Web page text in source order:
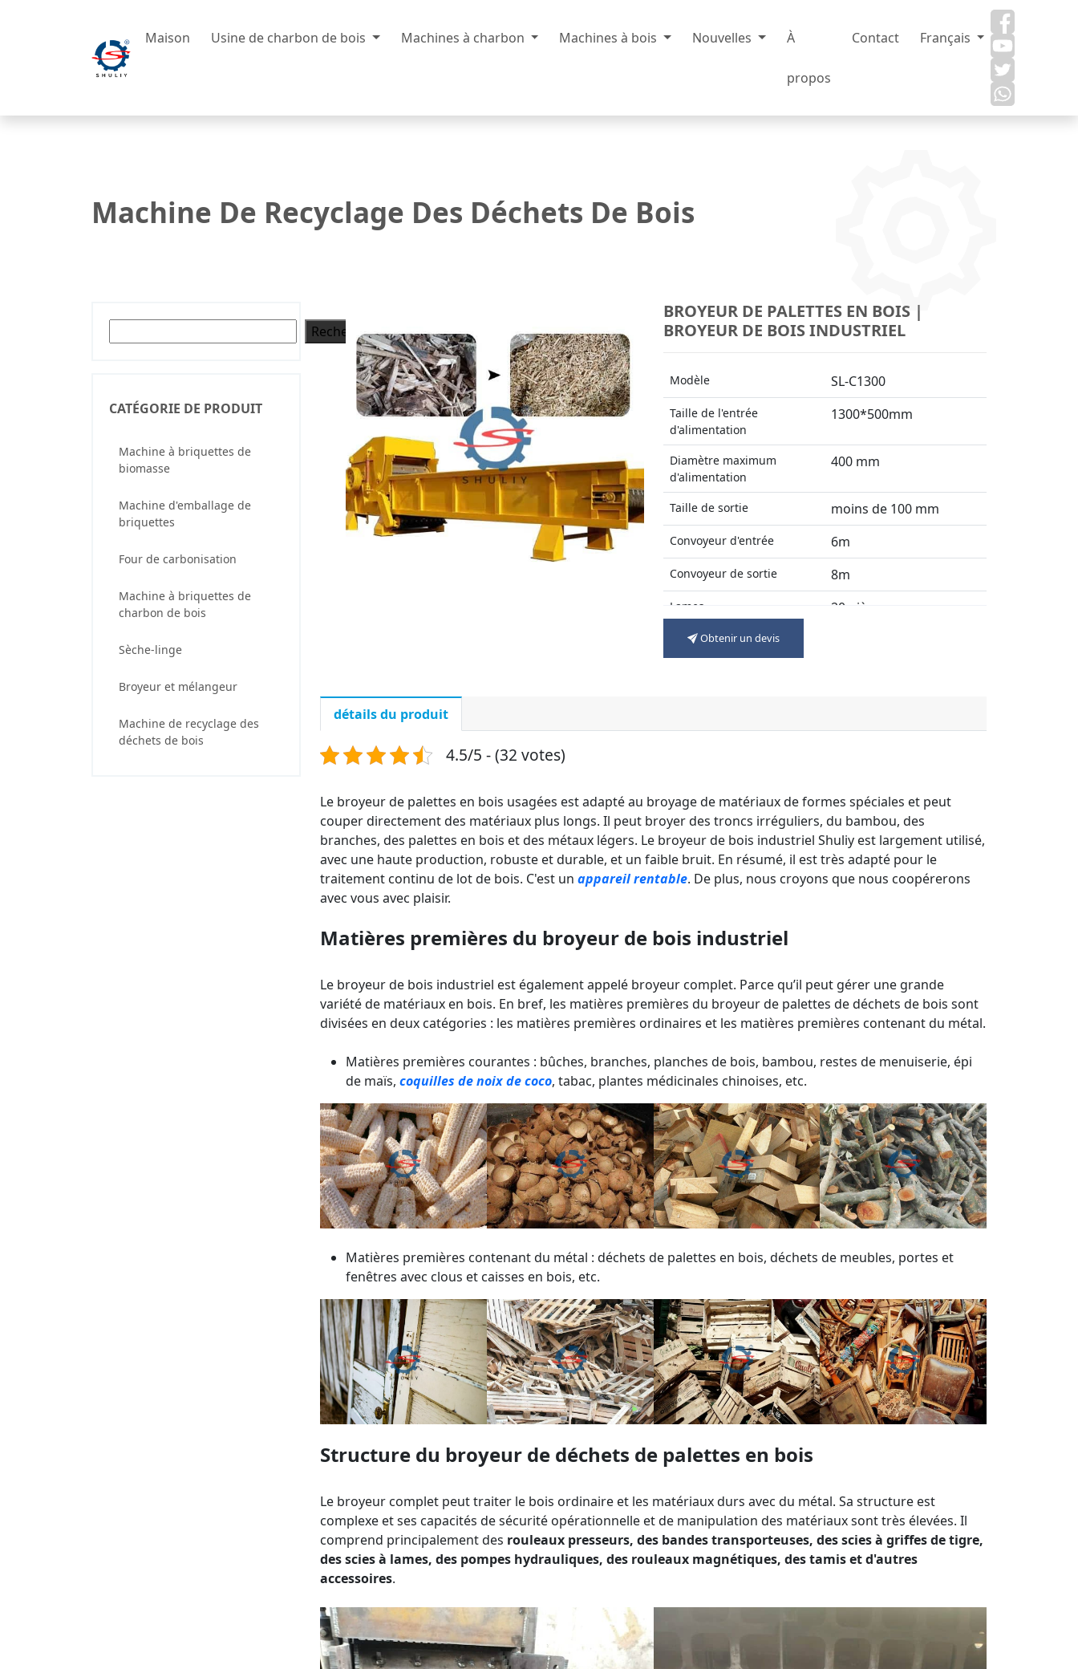
Maison Usine de charbon de bois Machines à charbon Machines à bois Nouvelles À
propos
Contact Français
Machine De Recyclage Des Déchets De Bois
Recherche
CATÉGORIE DE PRODUIT
Machine à briquettes de
biomasse
Machine d'emballage de
briquettes
Four de carbonisation
Machine à briquettes de
charbon de bois
Sèche-linge
Broyeur et mélangeur
Machine de recyclage des
déchets de bois
BROYEUR DE PALETTES EN BOIS |
BROYEUR DE BOIS INDUSTRIEL
Modèle SL-C1300
Taille de l'entrée
d'alimentation
1300*500mm
Diamètre maximum
d'alimentation
400 mm
Taille de sortie moins de 100 mm
Convoyeur d'entrée 6m
Convoyeur de sortie 8m
Lames 20 pièces
CapacitéObtenir un devis
détails du produit
4.5/5 - (32 votes)
Le broyeur de palettes en bois usagées est adapté au broyage de matériaux de formes spéciales et peut
couper directement des matériaux plus longs. Il peut broyer des troncs irréguliers, du bambou, des
branches, des palettes en bois et des métaux légers. Le broyeur de bois industriel Shuliy est largement utilisé,
avec une haute production, robuste et durable, et un faible bruit. En résumé, il est très adapté pour le
traitement continu de lot de bois. C'est un appareil rentable. De plus, nous croyons que nous coopérerons
avec vous avec plaisir.
Matières premières du broyeur de bois industriel
Le broyeur de bois industriel est également appelé broyeur complet. Parce qu’il peut gérer une grande
variété de matériaux en bois. En bref, les matières premières du broyeur de palettes de déchets de bois sont
divisées en deux catégories : les matières premières ordinaires et les matières premières contenant du métal.
Matières premières courantes : bûches, branches, planches de bois, bambou, restes de menuiserie, épi
de maïs, coquilles de noix de coco, tabac, plantes médicinales chinoises, etc.
Matières premières contenant du métal : déchets de palettes en bois, déchets de meubles, portes et
fenêtres avec clous et caisses en bois, etc.
Structure du broyeur de déchets de palettes en bois
Le broyeur complet peut traiter le bois ordinaire et les matériaux durs avec du métal. Sa structure est
complexe et ses capacités de sécurité opérationnelle et de manipulation des matériaux sont très élevées. Il
comprend principalement des rouleaux presseurs, des bandes transporteuses, des scies à griffes de tigre,
des scies à lames, des pompes hydrauliques, des rouleaux magnétiques, des tamis et d'autres
accessoires.